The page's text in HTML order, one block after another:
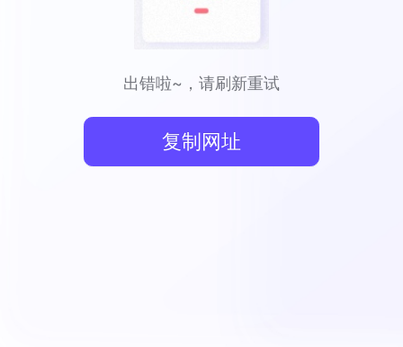
出错啦~，请刷新重试
复制网址